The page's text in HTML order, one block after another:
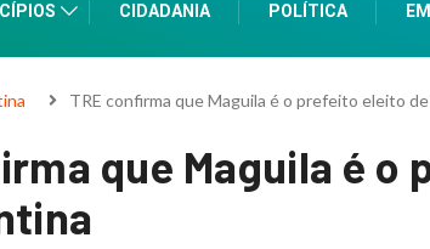
CIDADANIA POLÍTICA
TRE confirma que Maguila é o prefeito eleito
que Maguila é o